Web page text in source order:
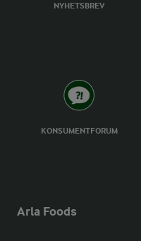
NYHETSBREV
KONSUMENTFORUM
Arla Foods